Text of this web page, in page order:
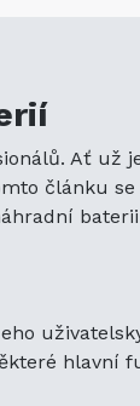
a možností
své
své
Ať už
článku
hlavní